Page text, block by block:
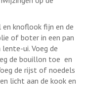
en knoflook fijn en de
of boter in een pan
ui. Voeg de
de bouillon toe en
de rijst of noedels
licht aan de kook en